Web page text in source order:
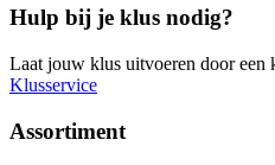
Hulp bij je klus nodig?
Laat jouw klus uitvoeren door een
Klusservice
Assortiment